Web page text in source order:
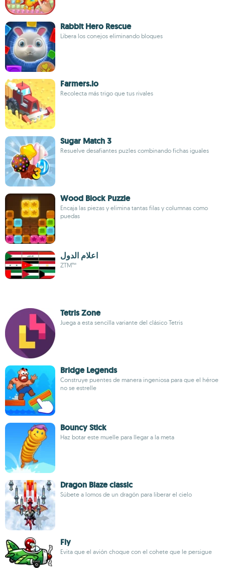
Rabbit Hero Rescue
Libera los conejos eliminando bloques
Farmers.io
Recolecta más trigo que tus rivales
Sugar Match 3
Resuelve desafiantes puzles combinando fichas iguales
Wood Block Puzzle
Encaja las piezas y elimina tantas filas y columnas como
puedas
اعلام الدول
ZTM™
Tetris Zone
Juega a esta sencilla variante del clásico Tetris
Bridge Legends
Construye puentes de manera ingeniosa para que el héroe
no se estrelle
Bouncy Stick
Haz botar este muelle para llegar a la meta
Dragon Blaze classic
Súbete a lomos de un dragón para liberar el cielo
Fly
Evita que el avión choque con el cohete que le persigue